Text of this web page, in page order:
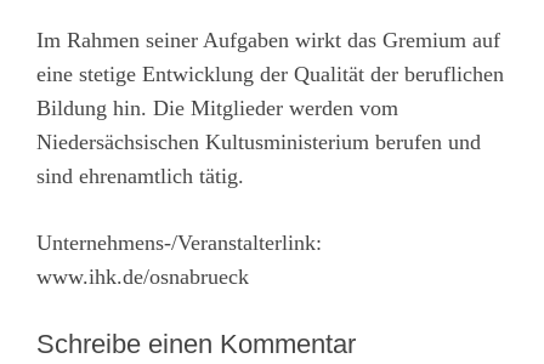
Im Rahmen seiner Aufgaben wirkt das Gremium auf
eine stetige Entwicklung der Qualität der beruflichen
Bildung hin. Die Mitglieder werden vom
Niedersächsischen Kultusministerium berufen und
sind ehrenamtlich tätig.
Unternehmens-/Veranstalterlink:
www.ihk.de/osnabrueck
Schreibe einen Kommentar